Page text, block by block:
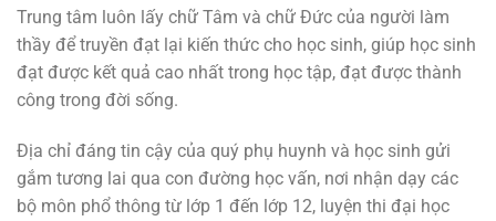
Trung tâm luôn lấy chữ Tâm và chữ Đức của người làm
thầy để truyền đạt lại kiến thức cho học sinh, giúp học sinh
đạt được kết quả cao nhất trong học tập, đạt được thành
công trong đời sống.
Địa chỉ đáng tin cậy của quý phụ huynh và học sinh gửi
gắm tương lai qua con đường học vấn, nơi nhận dạy các
bộ môn phổ thông từ lớp 1 đến lớp 12, luyện thi đại học